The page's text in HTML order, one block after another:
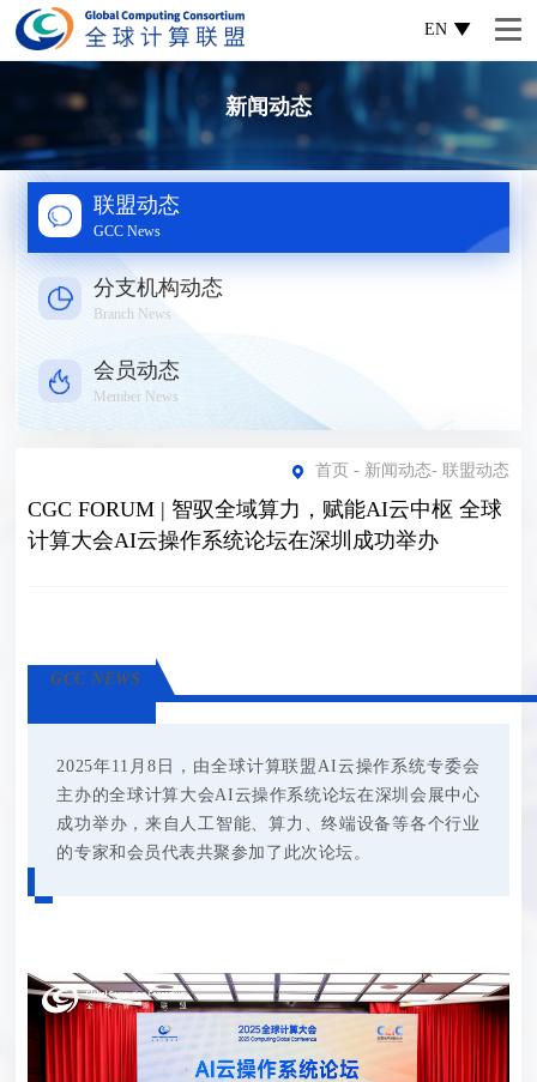
EN
新闻动态
联盟动态
GCC News
分支机构动态
Branch News
会员动态
Member News
首页 - 新闻动态- 联盟动态
CGC FORUM | 智驭全域算力，赋能AI云中枢 全球
计算大会AI云操作系统论坛在深圳成功举办
GCC NEWS
2025年11月8日，由全球计算联盟AI云操作系统专委会
主办的全球计算大会AI云操作系统论坛在深圳会展中心
成功举办，来自人工智能、算力、终端设备等各个行业
的专家和会员代表共聚参加了此次论坛。